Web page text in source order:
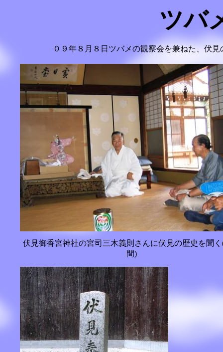
ツバ
０９年８月８日ツバメの観察会を兼ねた、伏
伏見御香宮神社の宮司三木義則さんに伏見の歴史を聞
間)